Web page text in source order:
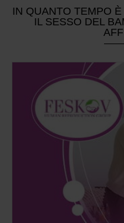
IN QUANTO TEMPO
IL SESSO DEL